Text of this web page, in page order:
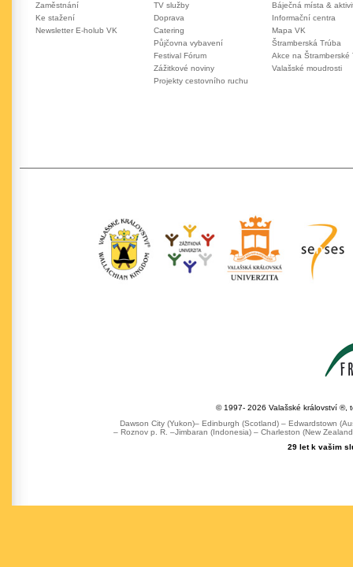
Zaměstnání
Ke stažení
Newsletter E-holub VK
TV služby
Doprava
Catering
Půjčovna vybavení
Festival Fórum
Zážitkové noviny
Projekty cestovního ruchu
Báječná místa &
Informační centra
Mapa VK
Štramberská Trúba
Akce na Štramberské
Valašské moudrosti
© 1997- 2026 Valašské království ®,
Dawson City (Yukon)– Edinburgh (Scotland) – Edwardstown
– Roznov p. R. –Jimbaran (Indonesia) – Charleston (New
29 let k vašim